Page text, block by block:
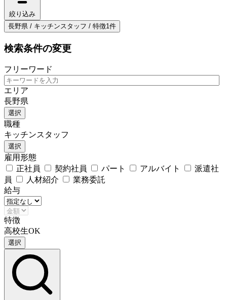
絞り込み
長野県 / キッチンスタッフ / 特徴1件
検索条件の変更
フリーワード
エリア
長野県
選択
職種
キッチンスタッフ
選択
雇用形態
正社員
契約社員 パート アルバイト
派遣社
員
人材紹介
業務委託
給与
特徴
高校生OK
選択